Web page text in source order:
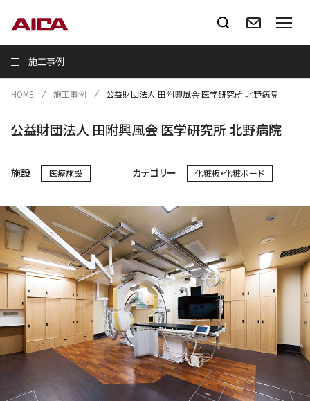
施工事例
HOME 施工事例 公益財団法人 田附興風会 医学研究所 北野病院
公益財団法人 田附興風会 医学研究所 北野病院
施設 医療施設 カテゴリー 化粧板・化粧ボード